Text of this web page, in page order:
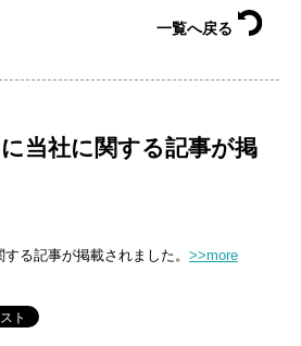
一覧へ戻る
当社に関する記事が掲
る記事が掲載されました。 >>more